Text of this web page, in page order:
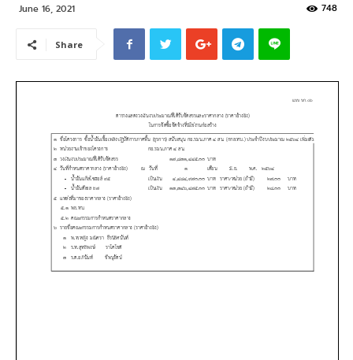
June 16, 2021 748
Share